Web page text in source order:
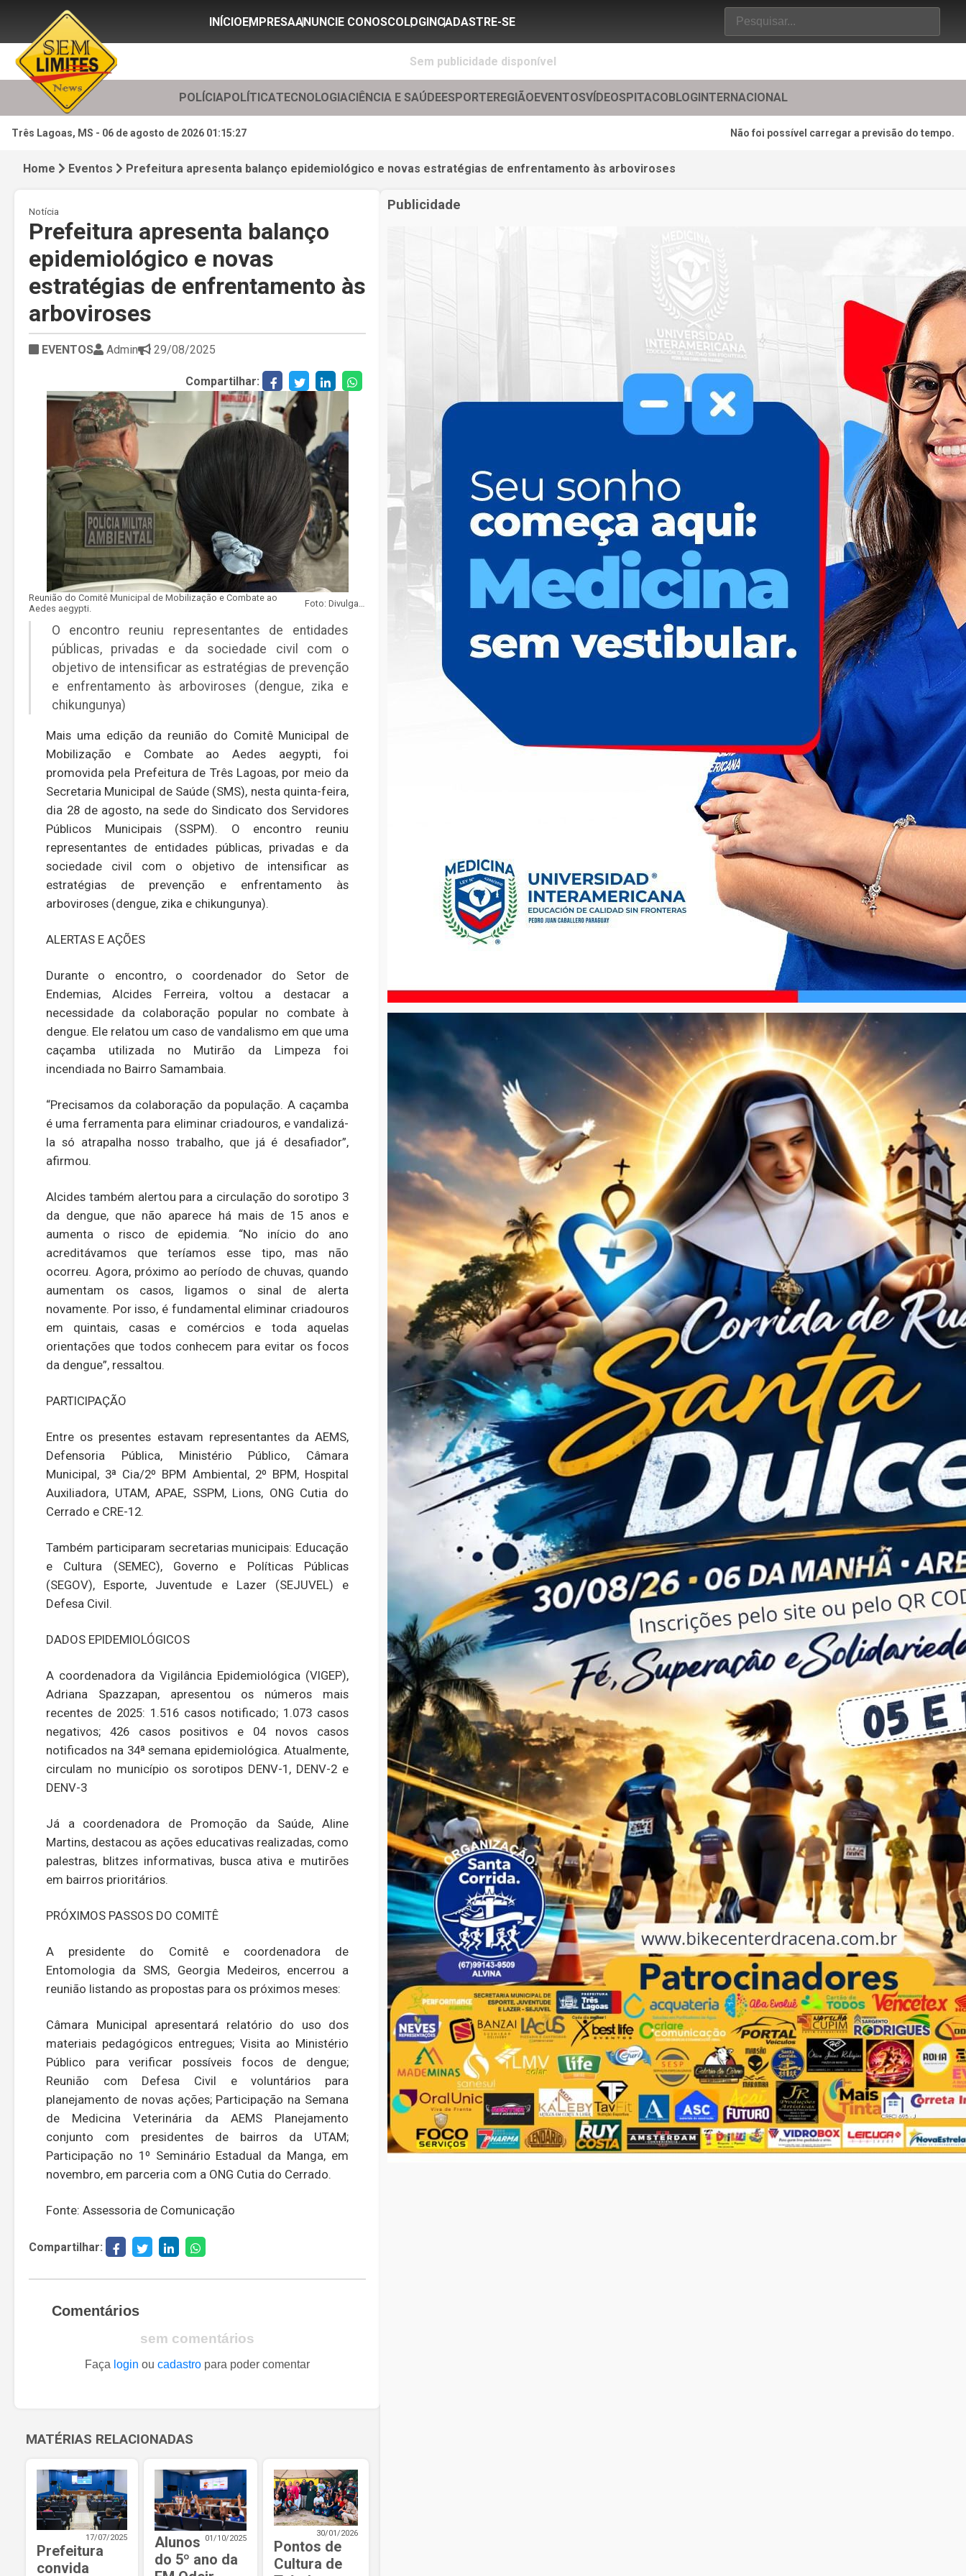
INÍCIOEMPRESAANUNCIE CONOSCOLOGINCADASTRE-SE
Sem publicidade disponível
POLÍCIAPOLÍTICATECNOLOGIACIÊNCIA E SAÚDEESPORTEREGIÃOEVENTOSVÍDEOSPITACOBLOGINTERNACIONAL
Três Lagoas, MS - 06 de agosto de 2026 01:15:29 Não foi possível carregar a previsão do tempo.
Home Eventos Prefeitura apresenta balanço epidemiológico e novas estratégias de enfrentamento às arboviroses
Notícia
Prefeitura apresenta balanço
epidemiológico e novas
estratégias de enfrentamento às
arboviroses
EVENTOS Admin 29/08/2025
Compartilhar:
Reunião do Comitê Municipal de Mobilização e Combate ao
Aedes aegypti.
O encontro reuniu representantes de entidades
públicas, privadas e da sociedade civil com o
objetivo de intensificar as estratégias de prevenção
e enfrentamento às arboviroses (dengue, zika e
chikungunya)
Mais uma edição da reunião do Comitê Municipal de
Mobilização e Combate ao Aedes aegypti, foi
promovida pela Prefeitura de Três Lagoas, por meio da
Secretaria Municipal de Saúde (SMS), nesta quinta-feira,
dia 28 de agosto, na sede do Sindicato dos Servidores
Públicos Municipais (SSPM). O encontro reuniu
representantes de entidades públicas, privadas e da
sociedade civil com o objetivo de intensificar as
estratégias de prevenção e enfrentamento às
arboviroses (dengue, zika e chikungunya).
ALERTAS E AÇÕES
Durante o encontro, o coordenador do Setor de
Endemias, Alcides Ferreira, voltou a destacar a
necessidade da colaboração popular no combate à
dengue. Ele relatou um caso de vandalismo em que uma
caçamba utilizada no Mutirão da Limpeza foi
incendiada no Bairro Samambaia.
“Precisamos da colaboração da população. A caçamba
é uma ferramenta para eliminar criadouros, e vandalizá-
la só atrapalha nosso trabalho, que já é desafiador”,
afirmou.
Alcides também alertou para a circulação do sorotipo 3
da dengue, que não aparece há mais de 15 anos e
aumenta o risco de epidemia. “No início do ano
acreditávamos que teríamos esse tipo, mas não
ocorreu. Agora, próximo ao período de chuvas, quando
aumentam os casos, ligamos o sinal de alerta
novamente. Por isso, é fundamental eliminar criadouros
em quintais, casas e comércios e toda aquelas
orientações que todos conhecem para evitar os focos
da dengue”, ressaltou.
PARTICIPAÇÃO
Entre os presentes estavam representantes da AEMS,
Defensoria Pública, Ministério Público, Câmara
Municipal, 3ª Cia/2º BPM Ambiental, 2º BPM, Hospital
Auxiliadora, UTAM, APAE, SSPM, Lions, ONG Cutia do
Cerrado e CRE-12.
Também participaram secretarias municipais: Educação
e Cultura (SEMEC), Governo e Políticas Públicas
(SEGOV), Esporte, Juventude e Lazer (SEJUVEL) e
Defesa Civil.
DADOS EPIDEMIOLÓGICOS
A coordenadora da Vigilância Epidemiológica (VIGEP),
Adriana Spazzapan, apresentou os números mais
recentes de 2025: 1.516 casos notificado; 1.073 casos
negativos; 426 casos positivos e 04 novos casos
notificados na 34ª semana epidemiológica. Atualmente,
circulam no município os sorotipos DENV-1, DENV-2 e
DENV-3
Já a coordenadora de Promoção da Saúde, Aline
Martins, destacou as ações educativas realizadas, como
palestras, blitzes informativas, busca ativa e mutirões
em bairros prioritários.
PRÓXIMOS PASSOS DO COMITÊ
A presidente do Comitê e coordenadora de
Entomologia da SMS, Georgia Medeiros, encerrou a
reunião listando as propostas para os próximos meses:
Câmara Municipal apresentará relatório do uso dos
materiais pedagógicos entregues; Visita ao Ministério
Público para verificar possíveis focos de dengue;
Reunião com Defesa Civil e voluntários para
planejamento de novas ações; Participação na Semana
de Medicina Veterinária da AEMS Planejamento
conjunto com presidentes de bairros da UTAM;
Participação no 1º Seminário Estadual da Manga, em
novembro, em parceria com a ONG Cutia do Cerrado.
Fonte: Assessoria de Comunicação
Compartilhar:
Comentários
sem comentários
Faça login ou cadastro para poder comentar
MATÉRIAS RELACIONADAS
17/07/2025
Prefeitura
convida
01/10/2025
Alunos
do 5º ano da
30/01/2026
Pontos de
Cultura de
Publicidade